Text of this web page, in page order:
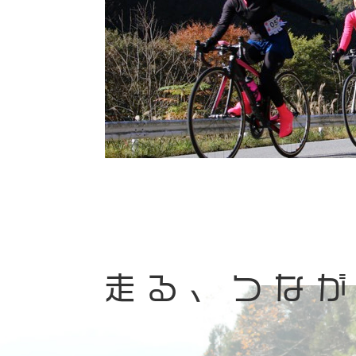
走る、つな